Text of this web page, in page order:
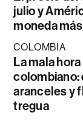
julio y
moneda
COLOMBIA
La mala
colombiano:
aranceles y
tregua